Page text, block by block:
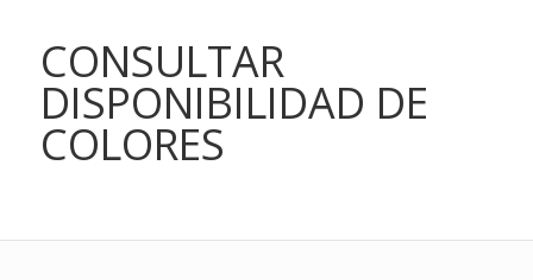
CONSULTAR
DISPONIBILIDAD DE
COLORES